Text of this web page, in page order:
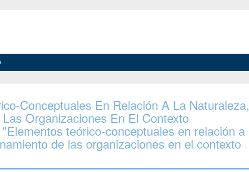
Conceptuales En Relación A La Naturaleza,
Organizaciones En El Contexto
teórico-conceptuales en relación a
de las organizaciones en el contexto